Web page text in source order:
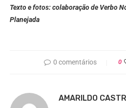
Texto e fotos: colaboração de Verbo
Planejada
0 comentários 0
AMARILDO